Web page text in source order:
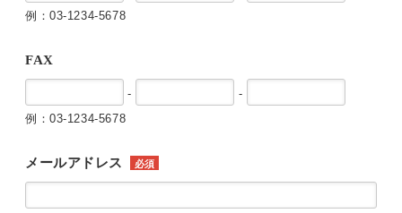
例：03-1234-5678
FAX
-
-
例：03-1234-5678
メールアドレス 必須